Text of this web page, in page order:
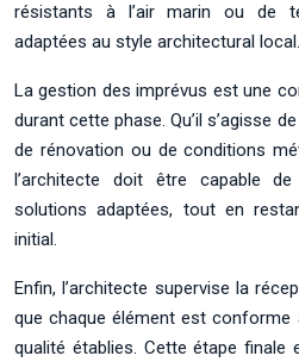
résistants à l’air marin ou de
adaptées au style architectural local.
La gestion des imprévus est une
durant cette phase. Qu’il s’agisse
de rénovation ou de conditions
l’architecte doit être capable
solutions adaptées, tout en
initial.
Enfin, l’architecte supervise la
que chaque élément est conforme
qualité établies. Cette étape finale